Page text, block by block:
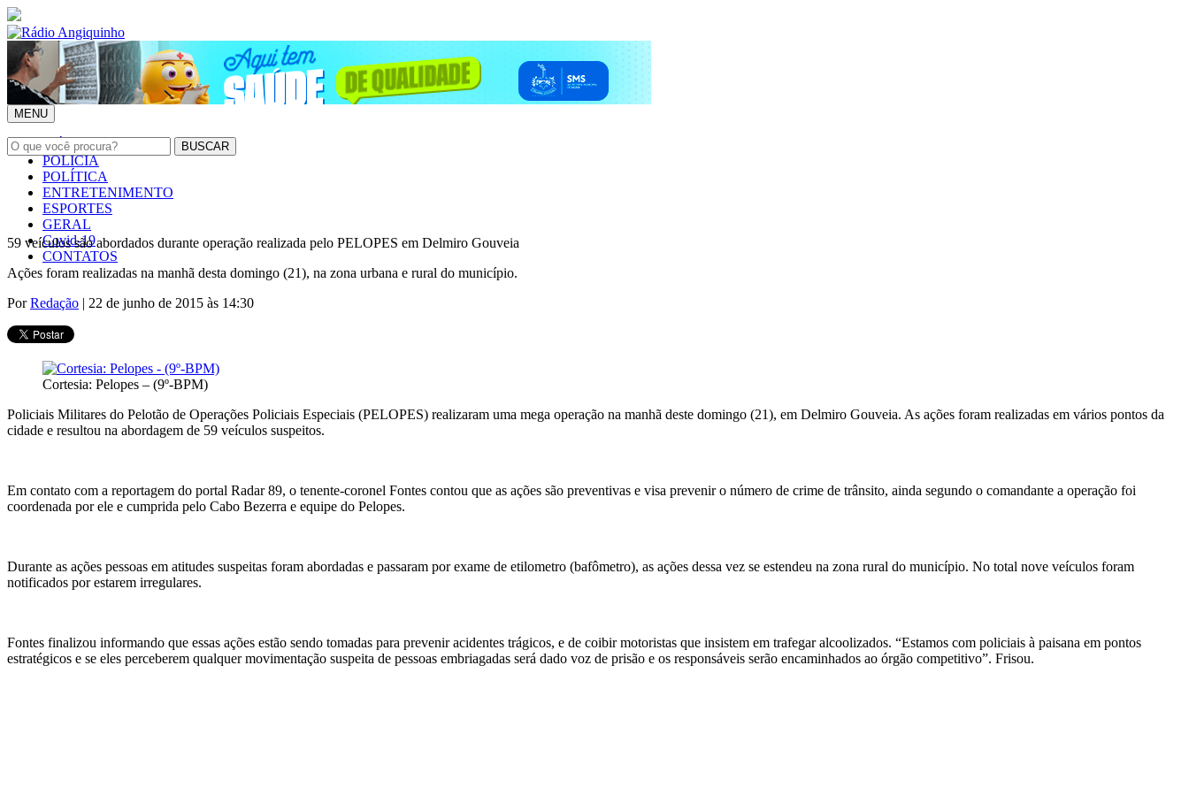
MENU
INÍCIO
POLÍCIA
POLÍTICA
ENTRETENIMENTO
ESPORTES
GERAL
Covid-19
CONTATOS
59 veículos são abordados durante operação realizada pelo PELOPES em Delmiro Gouveia
Ações foram realizadas na manhã desta domingo (21), na zona urbana e rural do município.
PorRedação | 22 de junho de 2015 às 14:30
Cortesia: Pelopes – (9º-BPM)
Policiais Militares do Pelotão de Operações Policiais Especiais (PELOPES) realizaram uma mega operação na manhã deste domingo (21), em Delmiro Gouveia. As ações foram realizadas em vários pontos da
cidade e resultou na abordagem de 59 veículos suspeitos.
Em contato com a reportagem do portal Radar 89, o tenente-coronel Fontes contou que as ações são preventivas e visa prevenir o número de crime de trânsito, ainda segundo o comandante a operação foi
coordenada por ele e cumprida pelo Cabo Bezerra e equipe do Pelopes.
Durante as ações pessoas em atitudes suspeitas foram abordadas e passaram por exame de etilometro (bafômetro), as ações dessa vez se estendeu na zona rural do município. No total nove veículos foram
notificados por estarem irregulares.
Fontes finalizou informando que essas ações estão sendo tomadas para prevenir acidentes trágicos, e de coibir motoristas que insistem em trafegar alcoolizados. “Estamos com policiais à paisana em pontos
estratégicos e se eles perceberem qualquer movimentação suspeita de pessoas embriagadas será dado voz de prisão e os responsáveis serão encaminhados ao órgão competitivo”. Frisou.